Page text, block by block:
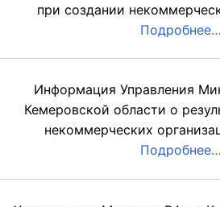
при создании
Подробнее…
Информация Управления
Кемеровской области о
некоммерческих
Подробнее…